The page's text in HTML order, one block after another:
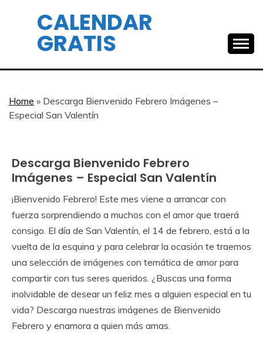
CALENDAR
GRATIS
Home » Descarga Bienvenido Febrero Imágenes –
Especial San Valentín
Calendar
Gratis
Descarga Bienvenido Febrero
Imágenes – Especial San Valentín
January
26,
2024
Calendar
¡Bienvenido Febrero! Este mes viene a arrancar con
fuerza sorprendiendo a muchos con el amor que traerá
consigo. El día de San Valentín, el 14 de febrero, está a la
vuelta de la esquina y para celebrar la ocasión te traemos
una selección de imágenes con temática de amor para
compartir con tus seres queridos. ¿Buscas una forma
inolvidable de desear un feliz mes a alguien especial en tu
vida? Descarga nuestras imágenes de Bienvenido
Febrero y enamora a quien más amas.